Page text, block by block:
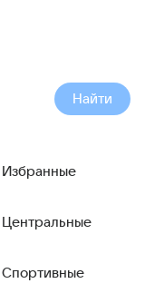
Найти
Избранные
Центральные
Спортивные